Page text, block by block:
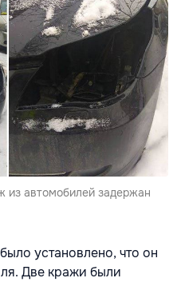
из автомобилей задержан
установлено, что он
Две кражи были